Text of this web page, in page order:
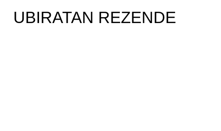
UBIRATAN REZENDE